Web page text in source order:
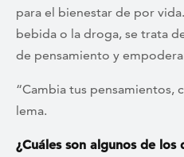
para el bienestar de por
bebida o la droga, se trata
de pensamiento y
“Cambia tus pensamientos,
lema.
¿Cuáles son algunos de los